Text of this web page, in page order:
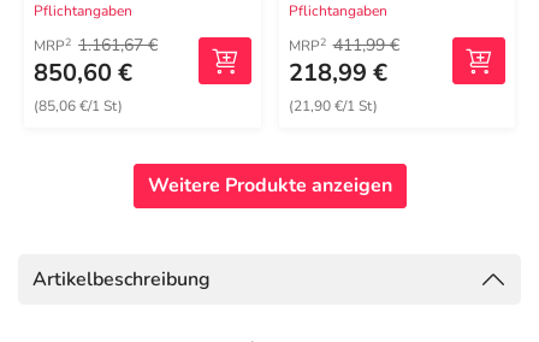
Pflichtangaben
MRP2 1.161,67 €
850,60 €
(85,06 €/1 St)
Pflichtangaben
MRP2 411,99 €
218,99 €
(21,90 €/1 St)
Weitere Produkte anzeigen
Artikelbeschreibung